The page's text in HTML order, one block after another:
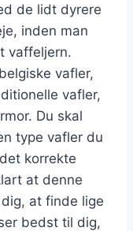
de lidt dyrere
inden man
vaffeljern.
vafler,
vafler,
Du skal
type vafler du
korrekte
at denne
at finde lige
bedst til dig,